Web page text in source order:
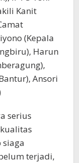
Kanit
(Kepala
Harun
Ansori
serius
terjadi,